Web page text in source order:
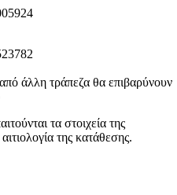
άλλη τράπεζα θα επιβαρύνουν
τα στοιχεία της
της κατάθεσης.